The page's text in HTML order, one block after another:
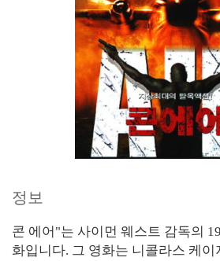
정보
콘 에어"는 사이먼 웨스트 감독의
화입니다. 그 영화는 니콜라스 케이